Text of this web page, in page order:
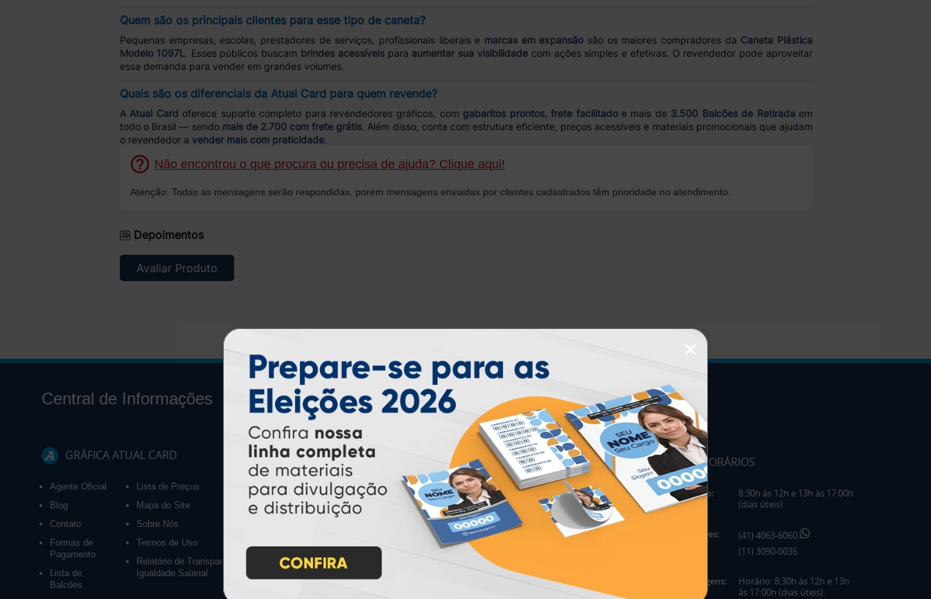
Quem são os principais clientes para esse tipo de caneta?
Pequenas empresas, escolas, prestadores de serviços, profissionais liberais e marcas em expansão são os maiores compradores da Caneta Plástica
Modelo 1097L. Esses públicos buscam brindes acessíveispara aumentar sua visibilidadecom ações simples e efetivas. O revendedor pode aproveitar
essa demanda para vender em grandes volumes.
Quais são os diferenciais da Atual Card para quem revende?
A Atual Card oferece suporte completo para revendedores gráficos, com gabaritos prontos, frete facilitadoe mais de 3.500 Balcões de Retirada em
todo o Brasil — sendo mais de 2.700 com frete grátis. Além disso, conta com estrutura eficiente, preços acessíveis e materiais promocionais que ajudam
o revendedor a vender mais com praticidade.
Não encontrou o que procura ou precisa de ajuda? Clique aqui!
Atenção: Todas as mensagens serão respondidas, porém mensagens enviadas por clientes cadastrados têm prioridade no atendimento.
Depoimentos
Avaliar Produto
Central de Informações
GRÁFICA ATUAL CARD
Agente Oficial
Blog
Contato
Formas de
Pagamento
Lista de
Balcões
Lista de Preços
Mapa do Site
Sobre Nós
Termos de Uso
Relatório de Transparência e
Igualdade Salarial
INSTRUÇÕES
Inicio
Como Comprar
Como exportar em
Entrega 12 Horas
Garantia
Montagem e Fechamento de
Arquivo
Perguntas Frequentes
HORÁRIOS
Horário:
8:30h às 12h e 13h às 17:00h
(dias úteis).
Telefones:
(41) 4063-6060
(11) 3090-0035
Mensagens:
Horário: 8:30h às 12h e 13h
às 17:00h (dias úteis).